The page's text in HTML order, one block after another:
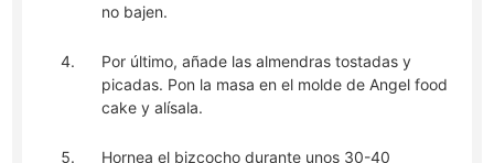
no bajen.
Por último, añade las almendras tostadas y
picadas. Pon la masa en el molde de Angel food
cake y alísala.
Hornea el bizcocho durante unos 30-40